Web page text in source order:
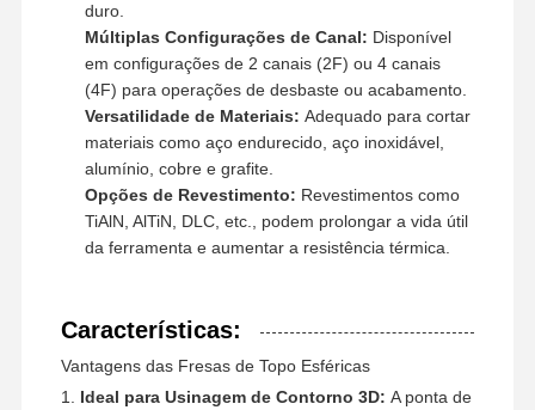
Para Casa Produtos Sobre Nós
Visita À
Fábrica
Controle De
Contacte-
Notícias Casos
duro.
Múltiplas Configurações de Canal: Disponível
em configurações de 2 canais (2F) ou 4 canais
(4F) para operações de desbaste ou acabamento.
Versatilidade de Materiais: Adequado para cortar
materiais como aço endurecido, aço inoxidável,
alumínio, cobre e grafite.
Opções de Revestimento: Revestimentos como
TiAlN, AlTiN, DLC, etc., podem prolongar a vida útil
da ferramenta e aumentar a resistência térmica.
Características:
Vantagens das Fresas de Topo Esféricas
1. Ideal para Usinagem de Contorno 3D: A ponta de